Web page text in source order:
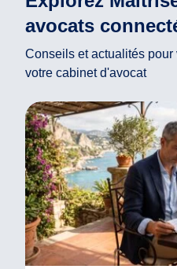
avocats
Conseils et actualités
votre cabinet d'avocat